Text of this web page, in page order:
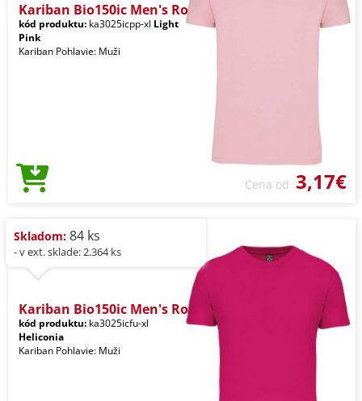
Kariban Bio150ic Men's Ro
kód produktu: ka3025icpp-xl Light
Pink
Kariban Pohlavie: Muži
Cena od 3,17€
Skladom: 84 ks
- v ext. sklade: 2.364 ks
Kariban Bio150ic Men's Ro
kód produktu: ka3025icfu-xl
Heliconia
Kariban Pohlavie: Muži